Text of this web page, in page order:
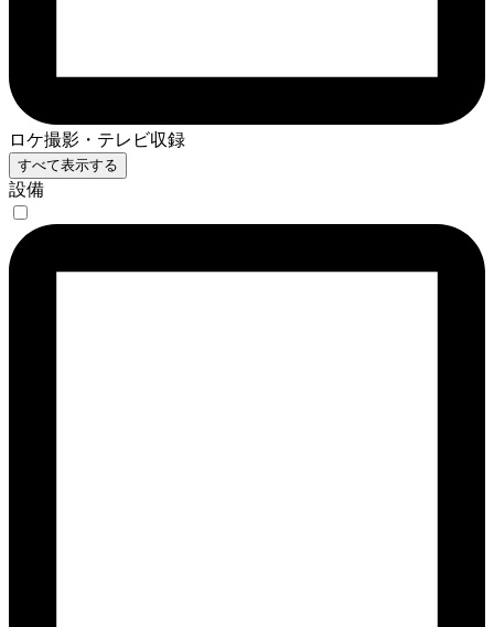
ロケ撮影・テレビ収録
すべて表示する
設備